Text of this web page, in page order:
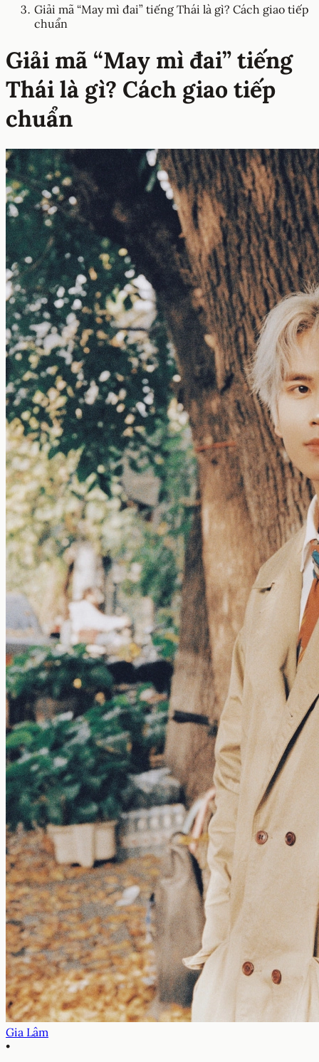
Giải mã “May mì đai” tiếng Thái là gì? Cách giao tiếp
chuẩn
Giải mã “May mì đai” tiếng
Thái là gì? Cách giao tiếp
chuẩn
Gia Lâm
•